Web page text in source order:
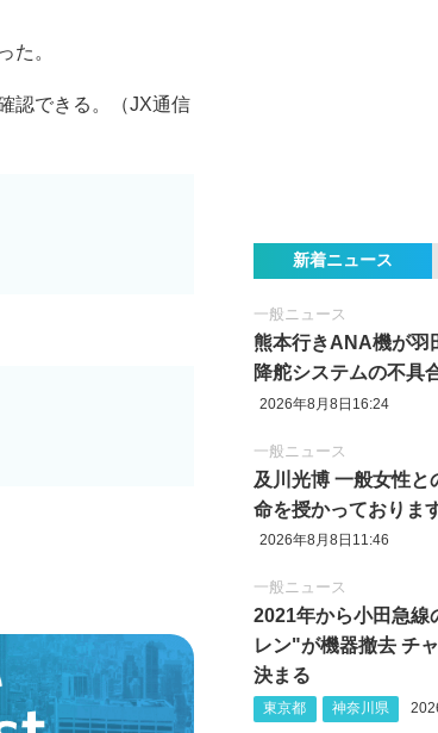
た。
認できる。（JX通信
新着ニュース
一般ニュース
熊本行きANA機が羽
降舵システムの不具
2026年8月8日16:24
一般ニュース
及川光博 一般女性と
命を授かっておりま
2026年8月8日11:46
一般ニュース
2021年から小田急
レン"が機器撤去 チ
決まる
東京都 神奈川県